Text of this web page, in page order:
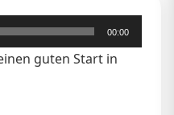
00:00
guten Start in